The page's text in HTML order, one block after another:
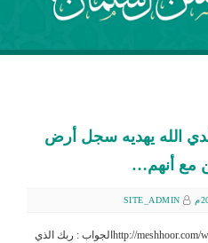
الله يهديه سجل أرض
مع أنهم…
SITE_ADMIN
http://meshhoor.com/wp/wp-content/uploads/2016/05/16.mp3الجواب : ربك الذي